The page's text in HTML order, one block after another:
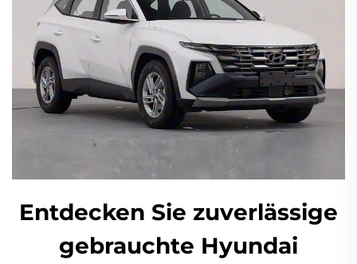
Entdecken Sie zuverlässige
gebrauchte Hyundai